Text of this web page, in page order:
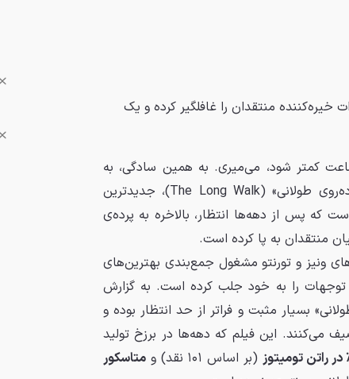
خیره‌کننده منتقدان را غافلگیر کرده و یک
سرعتت از ۴.۸ کیلومتر بر ساعت کمتر شود، می‌میری. به همین سادگی، به
همین بی‌رحمی. این پیش‌فرض تکان‌دهنده‌ی «پیاده‌روی طولانی» (The Long Walk)، جدیدترین
که پس از دهه‌ها انتظار، بالاخره به پرده‌ی
منتقدان به پا کرده است.
ونیز و تورنتو مشغول جمع‌بندی بهترین‌های
توجهات را به خود جلب کرده است. به گزارش
بسیار مثبت و فراتر از حد انتظار بوده و
می‌کنند. این فیلم که دهه‌ها در برزخ تولید
(بر اساس ۱۰۱ نقد) و
متاسکور